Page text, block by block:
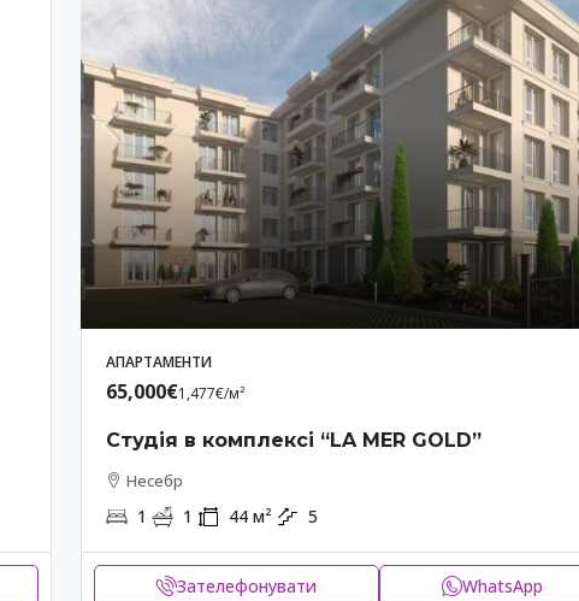
АПАРТАМЕНТИ
65,000€1,477€/м²
Студія в комплексі “LA MER GOLD”
Несебр
1 1 44 м² 5
Зателефонувати WhatsApp